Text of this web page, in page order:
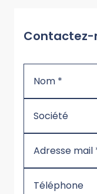
Contactez-